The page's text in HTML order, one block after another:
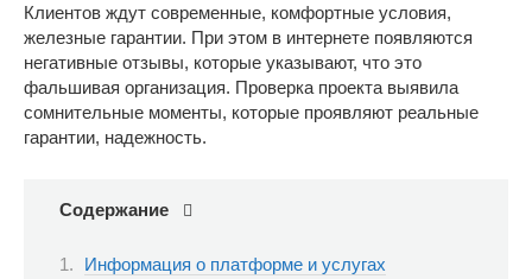
Клиентов ждут современные, комфортные условия,
железные гарантии. При этом в интернете появляются
негативные отзывы, которые указывают, что это
фальшивая организация. Проверка проекта выявила
сомнительные моменты, которые проявляют реальные
гарантии, надежность.
Содержание
Информация о платформе и услугах